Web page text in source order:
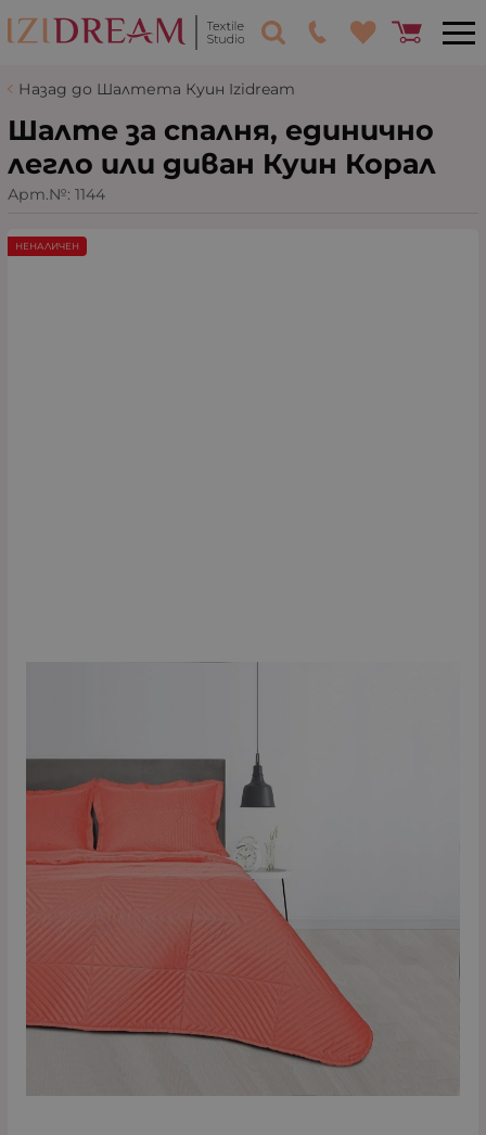
Назад до Шалтета Куин Izidream
Шалте за спалня, единично
легло или диван Куин Корал
Арт.№: 1144
НЕНАЛИЧЕН